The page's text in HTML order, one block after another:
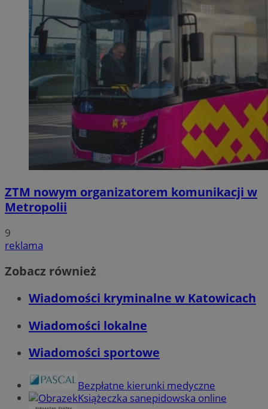
ZTM nowym organizatorem komunikacji w
Metropolii
9
reklama
Zobacz również
Wiadomości kryminalne w Katowicach
Wiadomości lokalne
Wiadomości sportowe
Bezpłatne kierunki medyczne
Książeczka sanepidowska online